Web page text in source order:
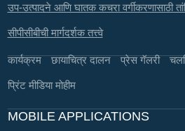
उप-उत्पादने आणि घातक कचरा वर्गीकरणासाठी
सीपीसीबीची मार्गदर्शक तत्त्वे
कार्यक्रम छायाचित्र दालन प्रेस गॅलरी
प्रिंट मीडिया मोहीम
MOBILE APPLICATIONS